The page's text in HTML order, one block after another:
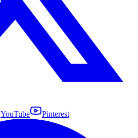
YouTube Pinterest